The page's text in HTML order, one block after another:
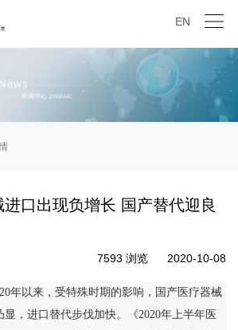
EN
进口出现负增长 国产替代迎良
7593 浏览 2020-10-08
年以来，受特殊时期的影响，国产医疗器械
，进口替代步伐加快。《2020年上半年医